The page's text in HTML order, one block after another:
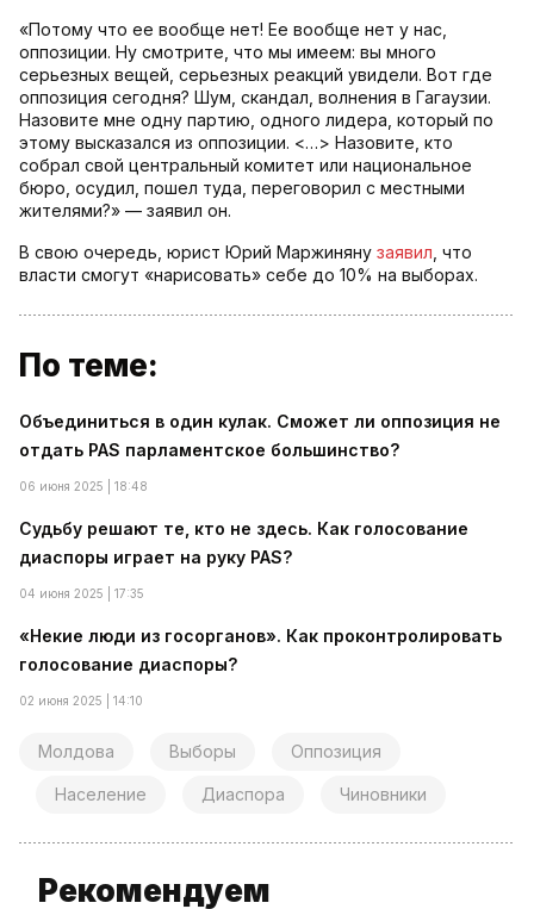
«Потому что ее вообще нет! Ее вообще нет у нас,
оппозиции. Ну смотрите, что мы имеем: вы много
серьезных вещей, серьезных реакций увидели. Вот где
оппозиция сегодня? Шум, скандал, волнения в Гагаузии.
Назовите мне одну партию, одного лидера, который по
этому высказался из оппозиции. <…> Назовите, кто
собрал свой центральный комитет или национальное
бюро, осудил, пошел туда, переговорил с местными
жителями?» — заявил он.
В свою очередь, юрист Юрий Маржиняну заявил , что
власти смогут «нарисовать» себе до 10% на выборах.
По теме:
Объединиться в один кулак. Сможет ли оппозиция не
отдать PAS парламентское большинство?
06 июня 2025 | 18:48
Судьбу решают те, кто не здесь. Как голосование
диаспоры играет на руку PAS?
04 июня 2025 | 17:35
«Некие люди из госорганов». Как проконтролировать
голосование диаспоры?
02 июня 2025 | 14:10
Молдова Выборы Оппозиция
Население Диаспора Чиновники
Рекомендуем